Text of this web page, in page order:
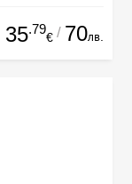
35.79
€ / 70лв.